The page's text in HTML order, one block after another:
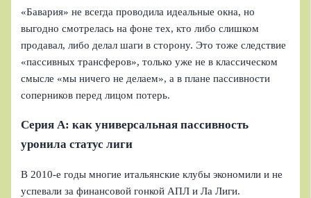
«Бавария» не всегда проводила идеальные окна, но
выгодно смотрелась на фоне тех, кто либо слишком
продавал, либо делал шаги в сторону. Это тоже следствие
«пассивных трансферов», только уже не в классическом
смысле «мы ничего не делаем», а в плане пассивности
соперников перед лицом потерь.
Серия А: как универсальная пассивность
уронила статус лиги
В 2010‑е годы многие итальянские клубы экономили и не
успевали за финансовой гонкой АПЛ и Ла Лиги.